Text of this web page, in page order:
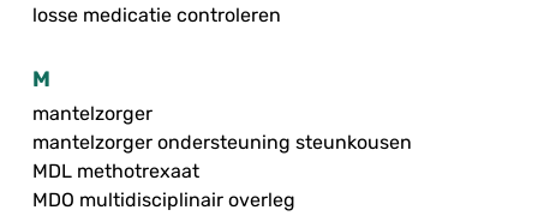
losse medicatie controleren
M
mantelzorger
mantelzorger ondersteuning steunkousen
MDL methotrexaat
MDO multidisciplinair overleg